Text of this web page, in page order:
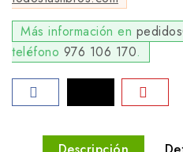
Más información en
teléfono 976 106 170.